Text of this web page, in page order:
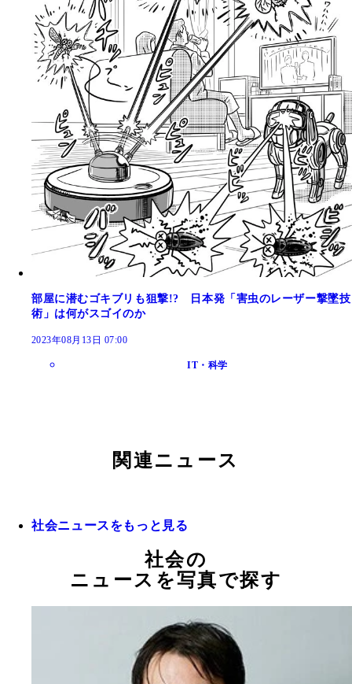
部屋に潜むゴキブリも狙撃!? 日本発「害虫のレーザー撃墜技
術」は何がスゴイのか
2023年08月13日 07:00
IT・科学
関連ニュース
社会ニュースをもっと見る
社会の
ニュースを写真で探す